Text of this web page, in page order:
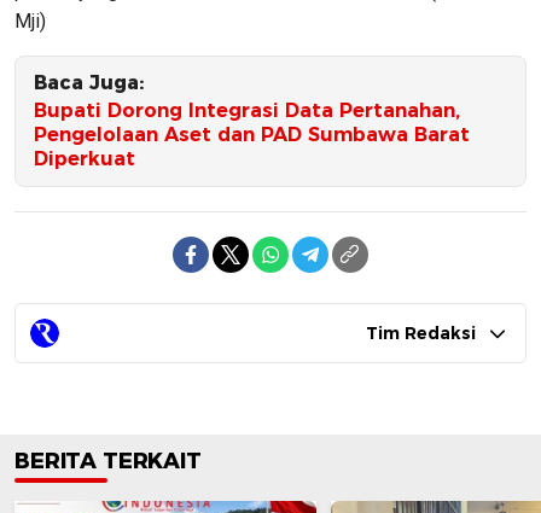
Mji)
Baca Juga:
Bupati Dorong Integrasi Data Pertanahan,
Pengelolaan Aset dan PAD Sumbawa Barat
Diperkuat
Tim Redaksi
BERITA TERKAIT